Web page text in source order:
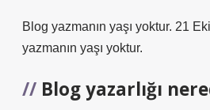
Blog yazmanın yaşı yoktur. 21
yazmanın yaşı yoktur.
Blog yazarlığı